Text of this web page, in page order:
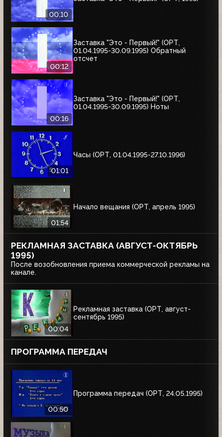
00:10
00:12
Заставка "Это - Первый!" (ОРТ,
01.04.1995-30.09.1995) Обратный
отсчет
00:16
Заставка "Это - Первый!" (ОРТ,
01.04.1995-30.09.1995) Ноты
01:01
Часы (ОРТ, 01.04.1995-27.10.1996)
01:54
Начало вещания (ОРТ, апрель 1995)
РЕКЛАМНАЯ ЗАСТАВКА (АВГУСТ-ОКТЯБРЬ
1995)
После возобновления приема коммерческой рекламы на
канале.
00:04
Рекламная заставка (ОРТ, август-
сентябрь 1995)
ПРОГРАММА ПЕРЕДАЧ
00:50
Программа передач (ОРТ, 24.05.1995)